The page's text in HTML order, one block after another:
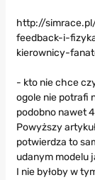
http://
feedback-i-
kierownicy-
- kto nie chce
ogole nie potrafi
podobno nawet
Powyższy
potwierdza to
udanym modelu
I nie byłoby w